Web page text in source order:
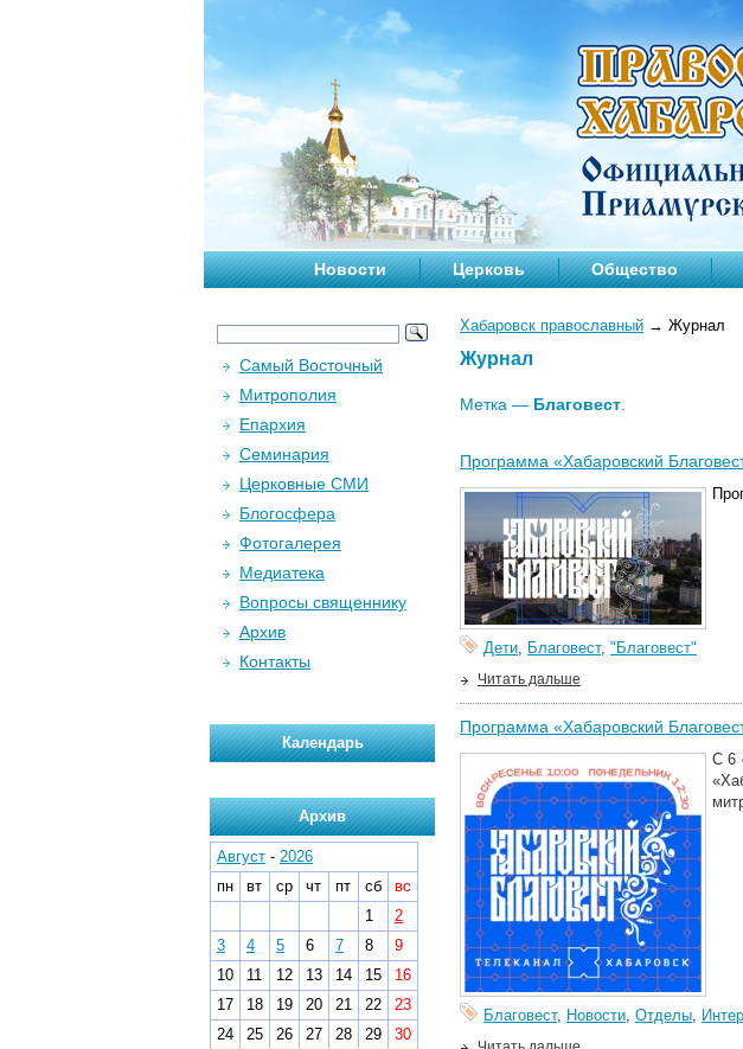
Новости Церковь Общество
Хабаровск православный → Журнал
Журнал
Метка — Благовест
Программа «Хабаровский
Дети, Благовест, "Благовест"
Читать дальше
Программа «Хабаровский
С 6
Благовест, Новости, Отделы,
Самый Восточный
Митрополия
Епархия
Семинария
Церковные СМИ
Блогосфера
Фотогалерея
Медиатека
Вопросы священнику
Архив
Контакты
Календарь
Архив
Август - 2026
пн
вт ср чт пт сб
вс
1
2
3
4 5 6 7 8
9
10
11 12 13 14 15
16
17
18 19 20 21 22
23
24
25 26 27 28 29
30